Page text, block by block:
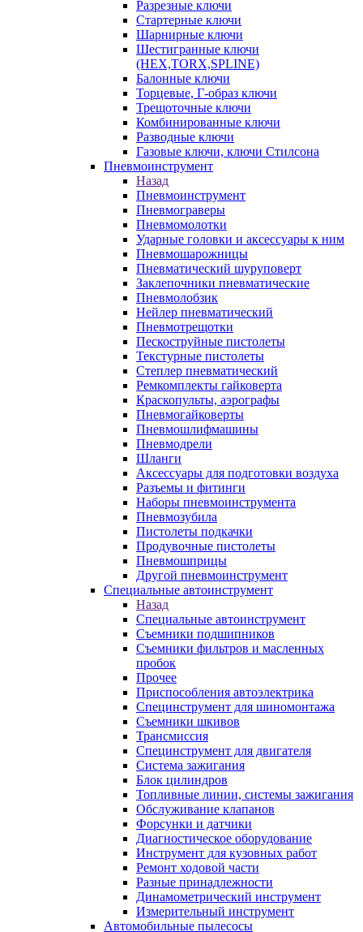
Разрезные ключи
Стартерные ключи
Шарнирные ключи
Шестигранные ключи
(HEX,TORX,SPLINE)
Балонные ключи
Торцевые, Г-образ ключи
Трещоточные ключи
Комбинированные ключи
Разводные ключи
Газовые ключи, ключи Стилсона
Пневмоинструмент
Назад
Пневмоинструмент
Пневмограверы
Пневмомолотки
Ударные головки и аксессуары к ним
Пневмошарожницы
Пневматический шуруповерт
Заклепочники пневматические
Пневмолобзик
Нейлер пневматический
Пневмотрещотки
Пескоструйные пистолеты
Текстурные пистолеты
Степлер пневматический
Ремкомплекты гайковерта
Краскопульты, аэрографы
Пневмогайковерты
Пневмошлифмашины
Пневмодрели
Шланги
Аксессуары для подготовки воздуха
Разъемы и фитинги
Наборы пневмоинструмента
Пневмозубила
Пистолеты подкачки
Продувочные пистолеты
Пневмошприцы
Другой пневмоинструмент
Специальные автоинструмент
Назад
Специальные автоинструмент
Съемники подшипников
Съемники фильтров и масленных
пробок
Прочее
Приспособления автоэлектрика
Специнструмент для шиномонтажа
Съемники шкивов
Трансмиссия
Специнструмент для двигателя
Система зажигания
Блок цилиндров
Топливные линии, системы зажигания
Обслуживание клапанов
Форсунки и датчики
Диагностическое оборудование
Инструмент для кузовных работ
Ремонт ходовой части
Разные принадлежности
Динамометрический инструмент
Измерительный инструмент
Автомобильные пылесосы